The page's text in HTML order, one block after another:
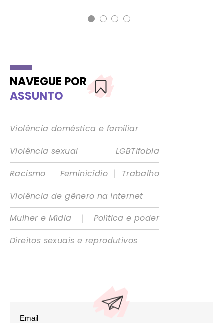
NAVEGUE POR
ASSUNTO
Violência doméstica e familiar
Violência sexual
|
LGBTIfobia
Racismo
| Feminicídio |
Trabalho
Violência de gênero na internet
Mulher e Mídia
|
Política e poder
Direitos sexuais e reprodutivos